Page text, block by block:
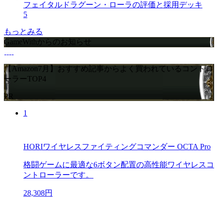
フェイタルドラグーン・ローラの評価と採用デッキ
5
もっとみる
GameWithからのお知らせ
【Amazon7月】おすすめ記事からよく買われているコントロ
ーラーTOP4
PR
1
HORIワイヤレスファイティングコマンダー OCTA Pro
格闘ゲームに最適な6ボタン配置の高性能ワイヤレスコ
ントローラーです。
28,308円